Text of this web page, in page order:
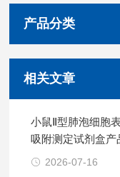
产品分类
相关文章
小鼠Ⅱ型肺泡细胞
吸附测定试剂盒产
2026-07-16